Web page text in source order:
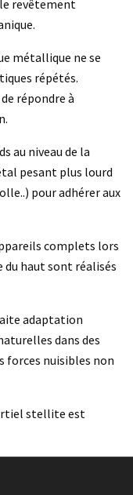
revêtement
métallique ne se
répétés.
répondre à
au niveau de la
pesant plus lourd
pour adhérer aux
complets lors
haut sont réalisés
adaptation
dans des
forces nuisibles non
stellite est